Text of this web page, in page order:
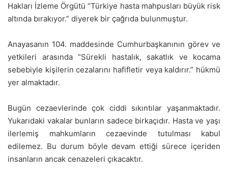
Hakları İzleme Örgütü “Türkiye hasta mahpusları büyük risk
altında bırakıyor.” diyerek bir çağrıda bulunmuştur.
Anayasanın 104. maddesinde Cumhurbaşkanının görev ve
yetkileri arasında “Sürekli hastalık, sakatlık ve kocama
sebebiyle kişilerin cezalarını hafifletir veya kaldırır.” hükmü
yer almaktadır.
Bugün cezaevlerinde çok ciddi sıkıntılar yaşanmaktadır.
Yukarıdaki vakalar bunların sadece birkaçıdır. Hasta ve yaşı
ilerlemiş mahkumların cezaevinde tutulması kabul
edilemez. Bu durum böyle devam ettiği sürece içeriden
insanların ancak cenazeleri çıkacaktır.